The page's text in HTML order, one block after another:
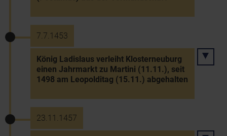
7.7.1453
König Ladislaus verleiht Klosterneuburg
einen Jahrmarkt zu Martini (11.11.), seit
1498 am Leopolditag (15.11.) abgehalten
23.11.1457